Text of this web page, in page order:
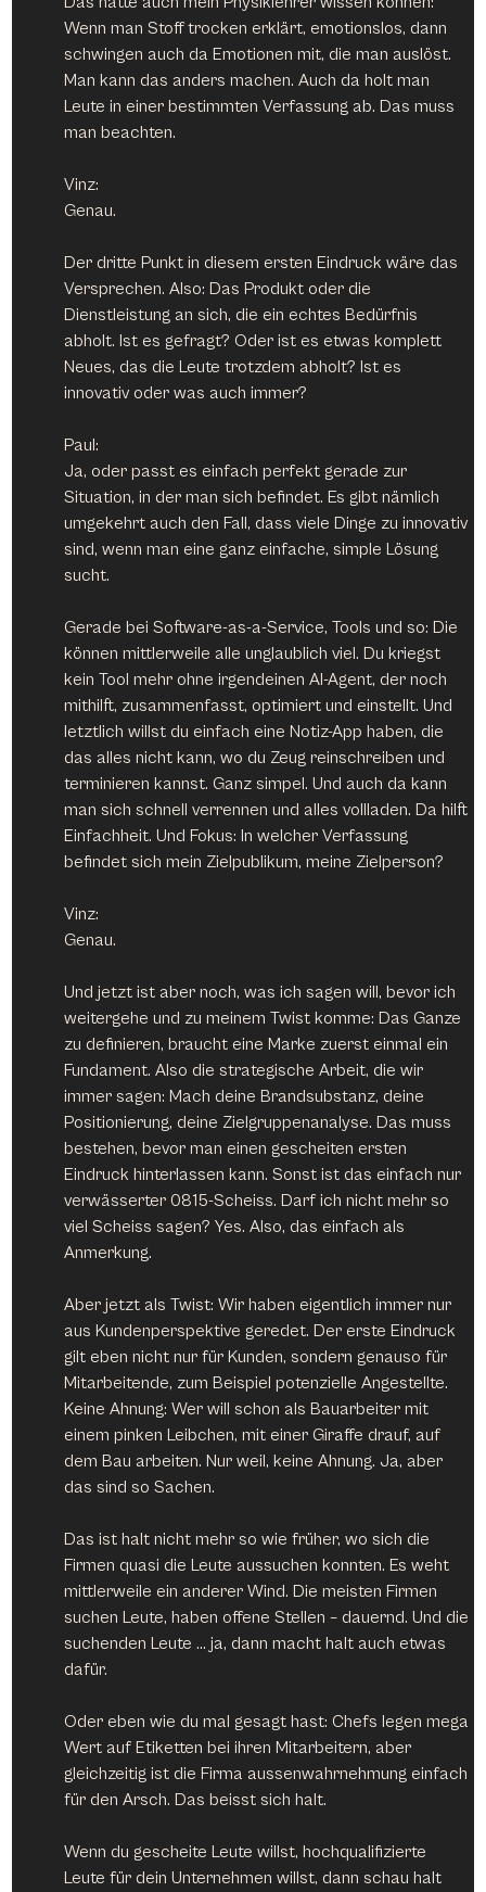
Wenn man Stoff trocken erklärt, emotionslos, dann
schwingen auch da Emotionen mit, die man auslöst.
Man kann das anders machen. Auch da holt man
Leute in einer bestimmten Verfassung ab. Das muss
man beachten.
Vinz:
Genau.
Der dritte Punkt in diesem ersten Eindruck wäre das
Versprechen. Also: Das Produkt oder die
Dienstleistung an sich, die ein echtes Bedürfnis
abholt. Ist es gefragt? Oder ist es etwas komplett
Neues, das die Leute trotzdem abholt? Ist es
innovativ oder was auch immer?
Paul:
Ja, oder passt es einfach perfekt gerade zur
Situation, in der man sich befindet. Es gibt nämlich
umgekehrt auch den Fall, dass viele Dinge zu innovativ
sind, wenn man eine ganz einfache, simple Lösung
sucht.
Gerade bei Software-as-a-Service, Tools und so: Die
können mittlerweile alle unglaublich viel. Du kriegst
kein Tool mehr ohne irgendeinen AI-Agent, der noch
mithilft, zusammenfasst, optimiert und einstellt. Und
letztlich willst du einfach eine Notiz-App haben, die
das alles nicht kann, wo du Zeug reinschreiben und
terminieren kannst. Ganz simpel. Und auch da kann
man sich schnell verrennen und alles vollladen. Da hilft
Einfachheit. Und Fokus: In welcher Verfassung
befindet sich mein Zielpublikum, meine Zielperson?
Vinz:
Genau.
Und jetzt ist aber noch, was ich sagen will, bevor ich
weitergehe und zu meinem Twist komme: Das Ganze
zu definieren, braucht eine Marke zuerst einmal ein
Fundament. Also die strategische Arbeit, die wir
immer sagen: Mach deine Brandsubstanz, deine
Positionierung, deine Zielgruppenanalyse. Das muss
bestehen, bevor man einen gescheiten ersten
Eindruck hinterlassen kann. Sonst ist das einfach nur
verwässerter 0815-Scheiss. Darf ich nicht mehr so
viel Scheiss sagen? Yes. Also, das einfach als
Anmerkung.
Aber jetzt als Twist: Wir haben eigentlich immer nur
aus Kundenperspektive geredet. Der erste Eindruck
gilt eben nicht nur für Kunden, sondern genauso für
Mitarbeitende, zum Beispiel potenzielle Angestellte.
Keine Ahnung: Wer will schon als Bauarbeiter mit
einem pinken Leibchen, mit einer Giraffe drauf, auf
dem Bau arbeiten. Nur weil, keine Ahnung. Ja, aber
das sind so Sachen.
Das ist halt nicht mehr so wie früher, wo sich die
Firmen quasi die Leute aussuchen konnten. Es weht
mittlerweile ein anderer Wind. Die meisten Firmen
suchen Leute, haben offene Stellen – dauernd. Und die
suchenden Leute … ja, dann macht halt auch etwas
dafür.
Oder eben wie du mal gesagt hast: Chefs legen mega
Wert auf Etiketten bei ihren Mitarbeitern, aber
gleichzeitig ist die Firma aussenwahrnehmung einfach
für den Arsch. Das beisst sich halt.
Wenn du gescheite Leute willst, hochqualifizierte
Leute für dein Unternehmen willst, dann schau halt